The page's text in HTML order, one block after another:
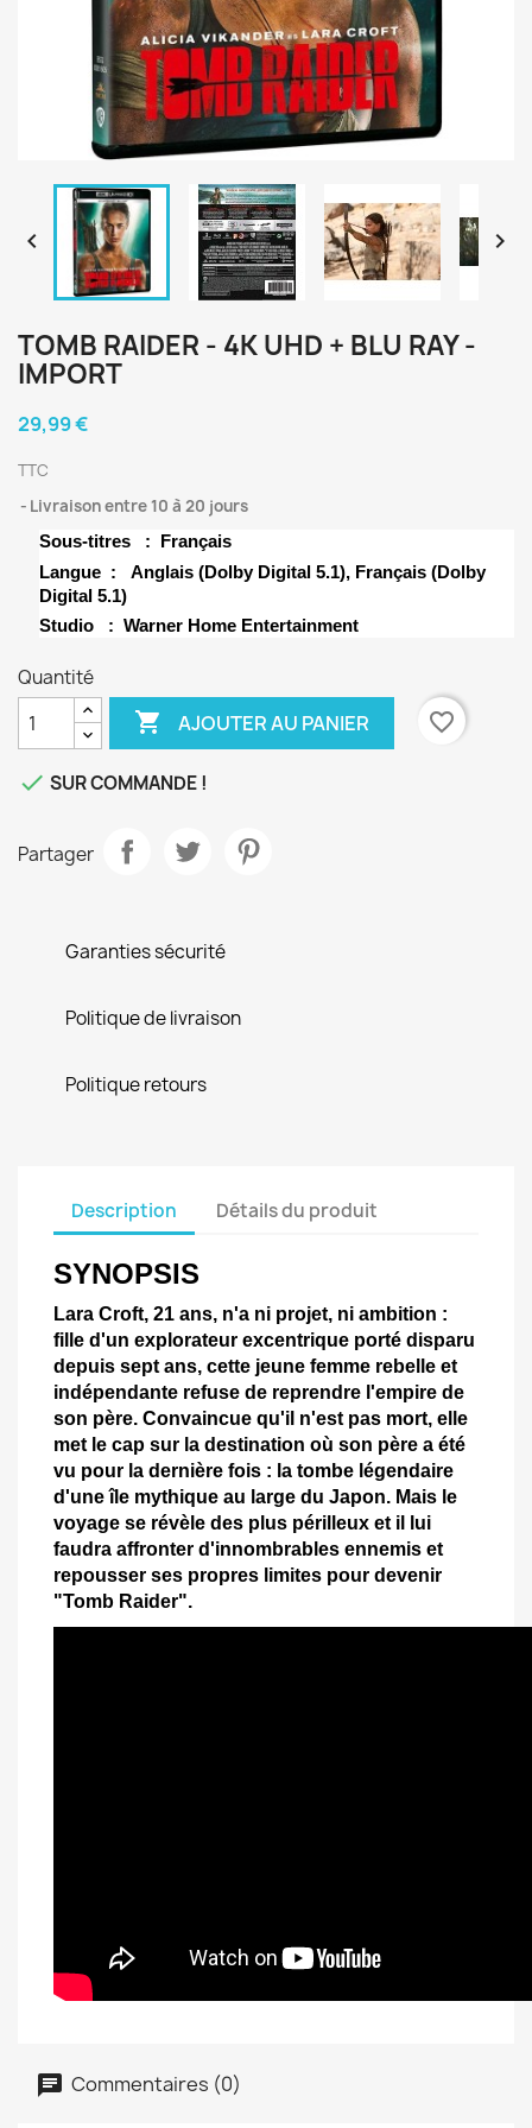
 
TOMB RAIDER - 4K UHD + BLU RAY -
IMPORT
29,99 €
TTC
Livraison entre 10 à 20 jours
Sous-titres ‏ : ‎ Français
Langue ‏ : ‎
Anglais (Dolby Digital 5.1), Français (Dolby
Digital 5.1)
Studio ‏ : ‎ Warner Home Entertainment
Quantité
 AJOUTER AU PANIER favorite_border
 SUR COMMANDE !
Partager
Garanties sécurité
Politique de livraison
Politique retours
Description Détails du produit
SYNOPSIS
Lara Croft, 21 ans, n'a ni projet, ni ambition :
fille d'un explorateur excentrique porté disparu
depuis sept ans, cette jeune femme rebelle et
indépendante refuse de reprendre l'empire de
son père. Convaincue qu'il n'est pas mort, elle
met le cap sur la destination où son père a été
vu pour la dernière fois : la tombe légendaire
d'une île mythique au large du Japon. Mais le
voyage se révèle des plus périlleux et il lui
faudra affronter d'innombrables ennemis et
repousser ses propres limites pour devenir
"Tomb Raider".
Commentaires (0)